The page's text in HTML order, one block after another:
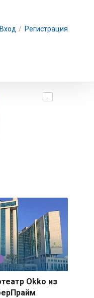
Вход / Регистрация
...
Okko из